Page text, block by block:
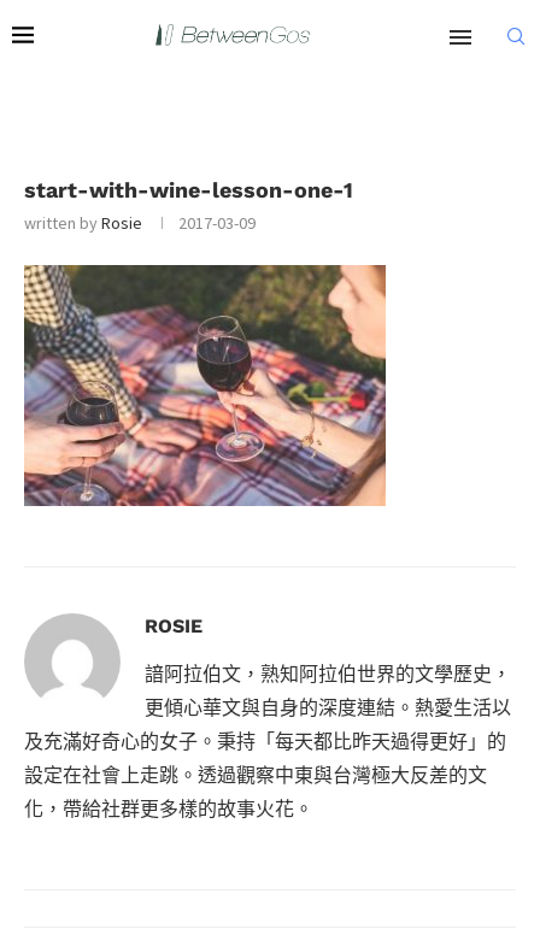
start-with-wine-lesson-one-1
written byRosie 2017-03-09
ROSIE
諳阿拉伯文，熟知阿拉伯世界的文學歷史，
更傾心華文與自身的深度連結。熱愛生活以
及充滿好奇心的女子。秉持「每天都比昨天過得更好」的
設定在社會上走跳。透過觀察中東與台灣極大反差的文
化，帶給社群更多樣的故事火花。